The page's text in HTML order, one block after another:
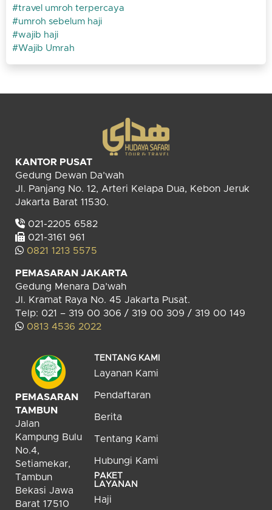
travel umroh terpercaya
umroh sebelum haji
wajib haji
Wajib Umrah
KANTOR PUSAT
Gedung Dewan Da’wah
Jl. Panjang No. 12, Arteri Kelapa Dua, Kebon Jeruk
Jakarta Barat 11530.
021-2205 6582
021-3161 961
0821 1213 5575
PEMASARAN JAKARTA
Gedung Menara Da’wah
Jl. Kramat Raya No. 45 Jakarta Pusat.
Telp: 021 – 319 00 306 / 319 00 309 / 319 00 149
0813 4536 2022
PEMASARAN
TAMBUN
Jalan
Kampung Bulu
No.4,
Setiamekar,
Tambun
Bekasi Jawa
Barat 17510
TENTANG KAMI
Layanan Kami
Pendaftaran
Berita
Tentang Kami
Hubungi Kami
PAKET
LAYANAN
Haji